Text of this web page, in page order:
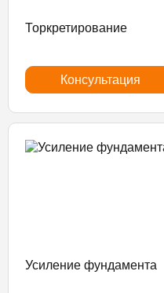
Торкретирование
Консультация
Усиление фундамента